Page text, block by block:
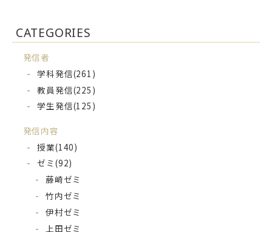
CATEGORIES
発信者
学科発信(261)
教員発信(225)
学生発信(125)
発信内容
授業(140)
ゼミ(92)
藤崎ゼミ
竹内ゼミ
伊村ゼミ
上田ゼミ